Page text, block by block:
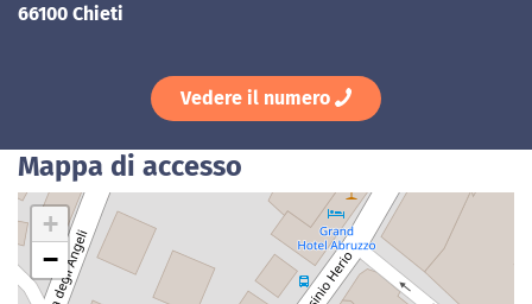
66100 Chieti
Vedere il numero
Mappa di accesso
+
−